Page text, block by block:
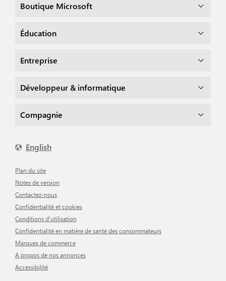
Boutique Microsoft
Éducation
Entreprise
Développeur & informatique
Compagnie
English
Plan du site
Notes de version
Contactez-nous
Confidentialité et cookies
Conditions d'utilisation
Confidentialité en matière de santé des consommateurs
Marques de commerce
A propos de nos annonces
Accessibilité